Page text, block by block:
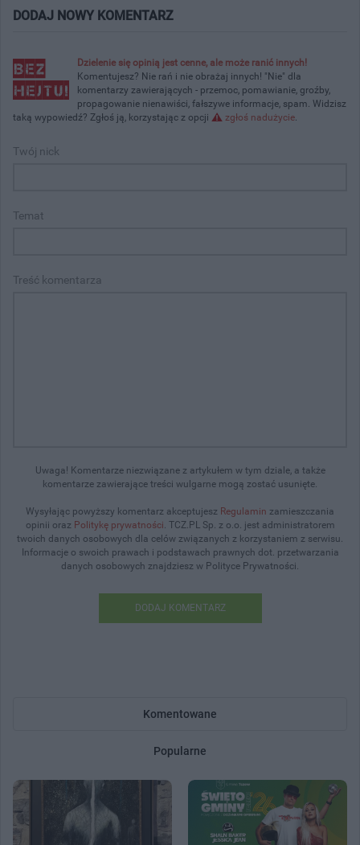
DODAJ NOWY KOMENTARZ
Dzielenie się opinią jest cenne, ale może ranić innych!
Komentujesz? Nie rań i nie obrażaj innych! "Nie" dla
komentarzy zawierających - przemoc, pomawianie, groźby,
propagowanie nienawiści, fałszywe informacje, spam. Widzisz
taką wypowiedź? Zgłoś ją, korzystając z opcji
zgłoś nadużycie
Twój nick
Temat
Treść komentarza
Uwaga! Komentarze niezwiązane z artykułem w tym dziale, a także
komentarze zawierające treści wulgarne mogą zostać usunięte.
Wysyłając powyższy komentarz akceptujesz Regulamin zamieszczania
opinii oraz Politykę prywatności . TCZ.PL Sp. z o.o. jest administratorem
twoich danych osobowych dla celów związanych z korzystaniem z serwisu.
Informacje o swoich prawach i podstawach prawnych dot. przetwarzania
danych osobowych znajdziesz w Polityce Prywatności.
DODAJ KOMENTARZ
Komentowane
Popularne